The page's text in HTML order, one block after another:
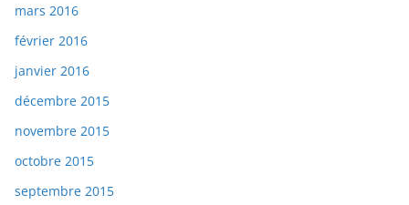
mars 2016
février 2016
janvier 2016
décembre 2015
novembre 2015
octobre 2015
septembre 2015